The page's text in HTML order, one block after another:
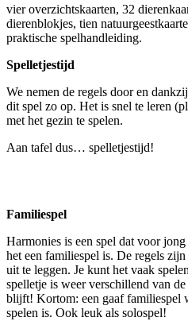
vier overzichtskaarten, 32
dierenblokjes, tien
praktische spelhandleiding.
Spelletjestijd
We nemen de regels door en
dit spel zo op. Het is snel te leren
met het gezin te spelen.
Aan tafel dus… spelletjestijd!
Familiespel
Harmonies is een spel dat voor
het een familiespel is. De regels
uit te leggen. Je kunt het vaak
spelletje is weer verschillend van
blijft! Kortom: een gaaf familiespel
spelen is. Ook leuk als solospel!